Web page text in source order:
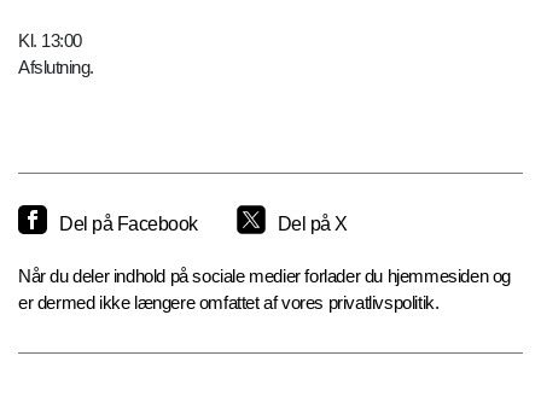
Kl. 13:00
Afslutning.
Del på Facebook Del på X
Når du deler indhold på sociale medier forlader du hjemmesiden og
er dermed ikke længere omfattet af vores privatlivspolitik.